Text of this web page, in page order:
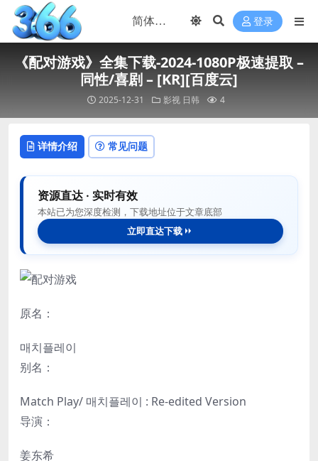
登录
《配对游戏》全集下载-2024-1080P极速提取 –
同性/喜剧 – [KR][百度云]
2025-12-31 影视 日韩 4
详情介绍 常见问题
资源直达 · 实时有效
本站已为您深度检测，下载地址位于文章底部
立即直达下载
原名：
매치플레이
别名：
Match Play/ 매치플레이 : Re-edited Version
导演：
姜东希